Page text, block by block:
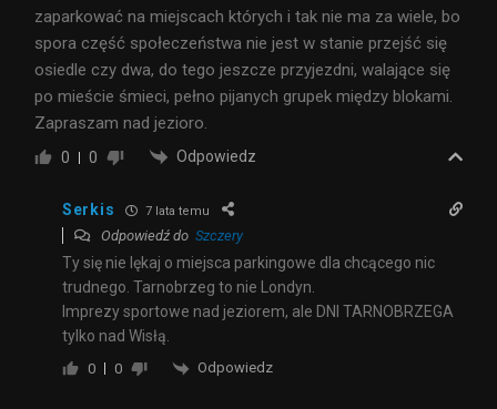
zaparkować na miejscach których i tak nie ma za wiele, bo
spora część społeczeństwa nie jest w stanie przejść się
osiedle czy dwa, do tego jeszcze przyjezdni, walające się
po mieście śmieci, pełno pijanych grupek między blokami.
Zapraszam nad jezioro.
0 0 Odpowiedz
Serkis 7 lata temu
Odpowiedź do Szczery
Ty się nie lękaj o miejsca parkingowe dla chcącego nic
trudnego. Tarnobrzeg to nie Londyn.
Imprezy sportowe nad jeziorem, ale DNI TARNOBRZEGA
tylko nad Wisłą.
0 0 Odpowiedz